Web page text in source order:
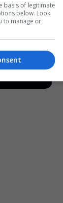
basis of legitimate
below. Look
to manage or